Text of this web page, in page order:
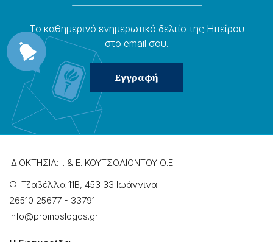
Το καθημερɩνό ενημερωτɩκό δελτίο της Ηπείρου
στο email σου.
ΙΔΙΟΚΤΗΣΙΑ: Ι. & Ε. ΚΟΥΤΣΟΛΙΟΝΤΟΥ Ο.Ε.
Φ. Τζαβέλλα 11Β, 453 33 Ιωάννɩνα
26510 25677 - 33791
info@proinoslogos.gr